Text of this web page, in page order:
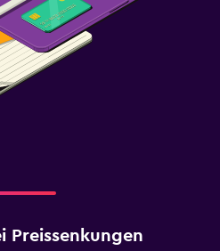
Preissenkungen